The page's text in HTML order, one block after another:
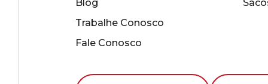
Blog
Trabalhe Conosco
Fale Conosco